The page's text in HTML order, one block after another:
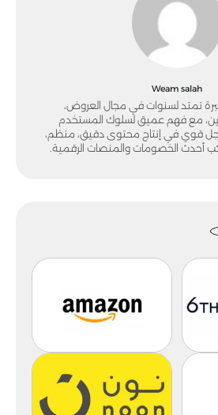
Weam salah
تمتد لسنوات في مجال العروض،
مع فهم عميق لسلوك المستخدم
قوي في إنتاج محتوى دقيق، منظم،
أحدث الخصومات والمنصات الرقمية.